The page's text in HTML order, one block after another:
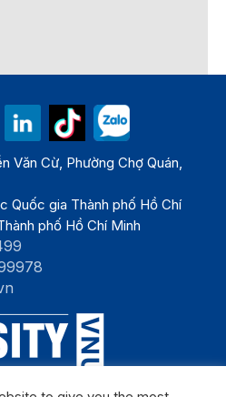
Văn Cừ, Phường Chợ Quán,
Quốc gia Thành phố Hồ Chí
phố Hồ Chí Minh